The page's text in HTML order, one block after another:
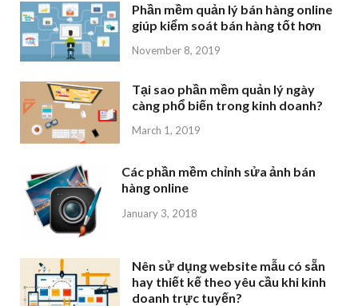
Phần mềm quản lý bán hàng online
giúp kiểm soát bán hàng tốt hơn
November 8, 2019
Tại sao phần mềm quản lý ngày
càng phổ biến trong kinh doanh?
March 1, 2019
Các phần mềm chỉnh sửa ảnh bán
hàng online
January 3, 2018
Nên sử dụng website mẫu có sẵn
hay thiết kế theo yêu cầu khi kinh
doanh trực tuyến?